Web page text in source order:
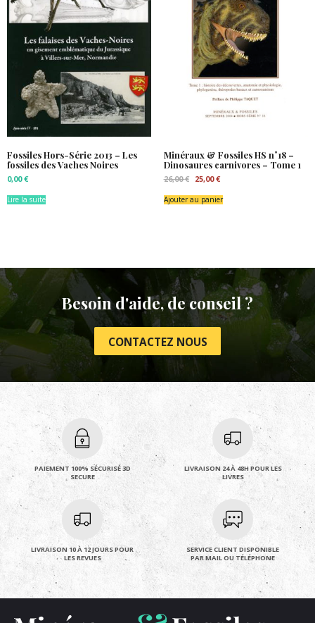
Fossiles Hors-Série 2013 – Les
fossiles des Vaches Noires
0,00€
Lire la suite
Minéraux & Fossiles HS n°18 –
Dinosaures carnivores – Tome 1
26,00€
Le
initial
était :
25,00€Le
actuel
est :
Ajouter au panier
Besoin d'aide, de conseil ?
CONTACTEZ NOUS
PAIEMENT 100% SÉCURISÉ 3D
SECURE
LIVRAISON 24 À 48H POUR LES
LIVRES
LIVRAISON 10 À 12 JOURS POUR
LES REVUES
SERVICE CLIENT DISPONIBLE
PAR MAIL OU TÉLÉPHONE